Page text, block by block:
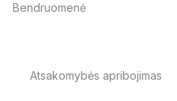
Bendruomenė
Atsakomybės apribojimas